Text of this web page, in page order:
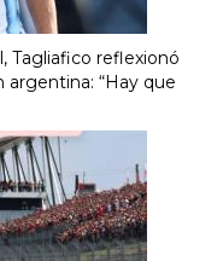
Tagliafico reflexionó
“Hay que